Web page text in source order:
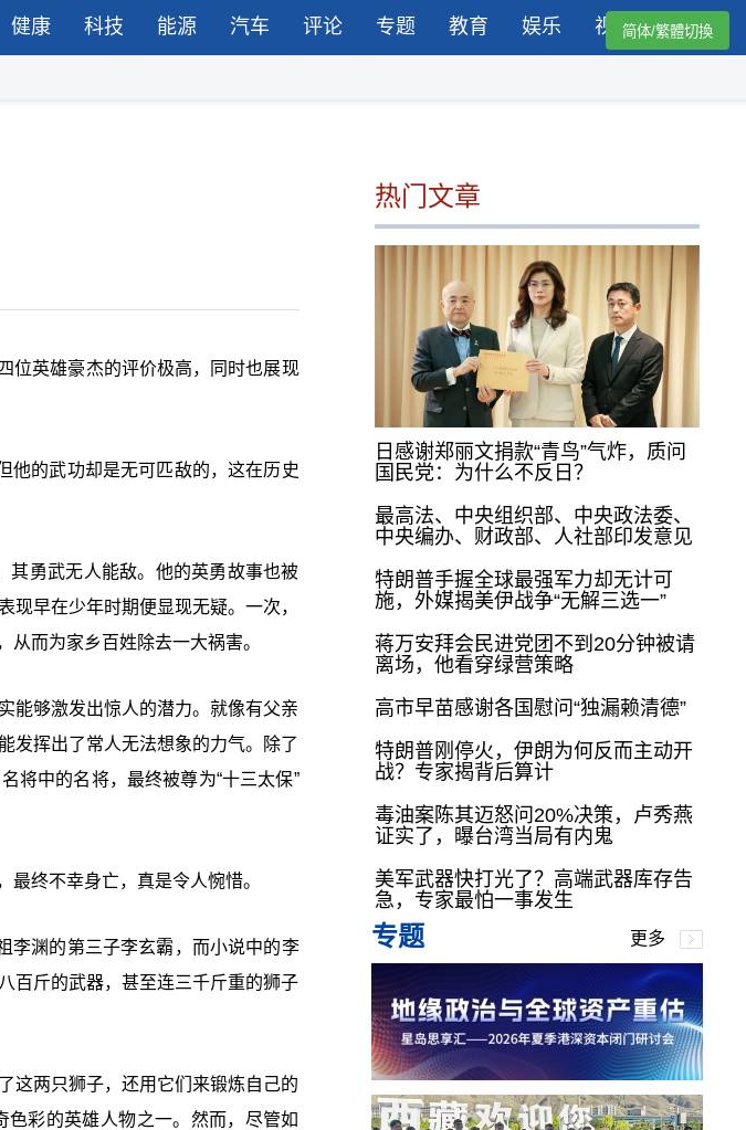
健康 科技 能源 汽车 评论 专题 教育 娱乐 视频简体/繁體切換
位英雄豪杰的评价极高，同时也展现
他的武功却是无可匹敌的，这在历史
其勇武无人能敌。他的英勇故事也被
早在少年时期便显现无疑。一次，
而为家乡百姓除去一大祸害。
能够激发出惊人的潜力。就像有父亲
发挥出了常人无法想象的力气。除了
将中的名将，最终被尊为“十三太保”
终不幸身亡，真是令人惋惜。
李渊的第三子李玄霸，而小说中的李
百斤的武器，甚至连三千斤重的狮子
这两只狮子，还用它们来锻炼自己的
彩的英雄人物之一。然而，尽管如
热门文章
日感谢郑丽文捐款“青鸟”气炸，质问
国民党：为什么不反日？
最高法、中央组织部、中央政法委、
中央编办、财政部、人社部印发意见
特朗普手握全球最强军力却无计可
施，外媒揭美伊战争“无解三选一”
蒋万安拜会民进党团不到20分钟被请
离场，他看穿绿营策略
高市早苗感谢各国慰问“独漏赖清德”
特朗普刚停火，伊朗为何反而主动开
战？专家揭背后算计
毒油案陈其迈怒问20%决策，卢秀燕
证实了，曝台湾当局有内鬼
美军武器快打光了？高端武器库存告
急，专家最怕一事发生
专题 更多